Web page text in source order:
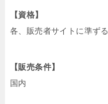
【資格】
各、販売者サイトに準ずる
【販売条件】
国内